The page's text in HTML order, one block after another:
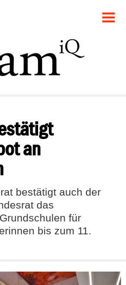
an
bestätigt auch der
das
für
bis zum 11.